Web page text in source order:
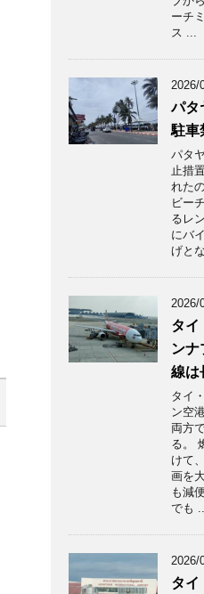
ーチ
ス ...
2026/
パタ
駐車
パタ
止措
れた
ビー
るレ
にバ
げと
2026/
タイ
ンナ
線は
タイ
ン空
両方
る。
けて
画を
も減
でも
2026/
タイ